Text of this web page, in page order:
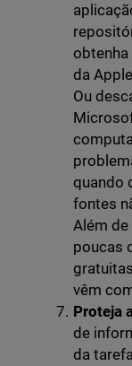
da
Ou
quando
fontes
Além
poucas
vêm
Proteja
de
da